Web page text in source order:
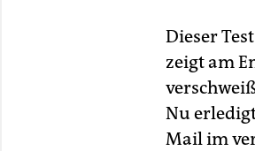
Dieser
zeigt am
Nu
Mail im